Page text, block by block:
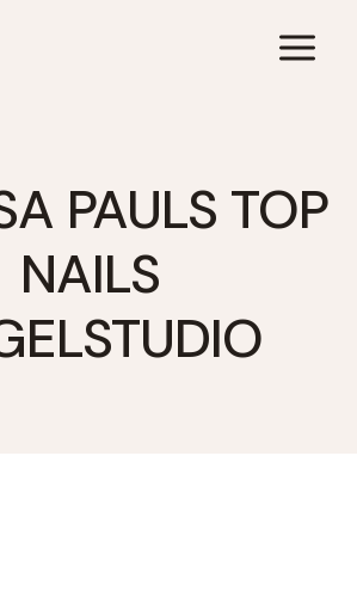
PAULS TOP
NAILS